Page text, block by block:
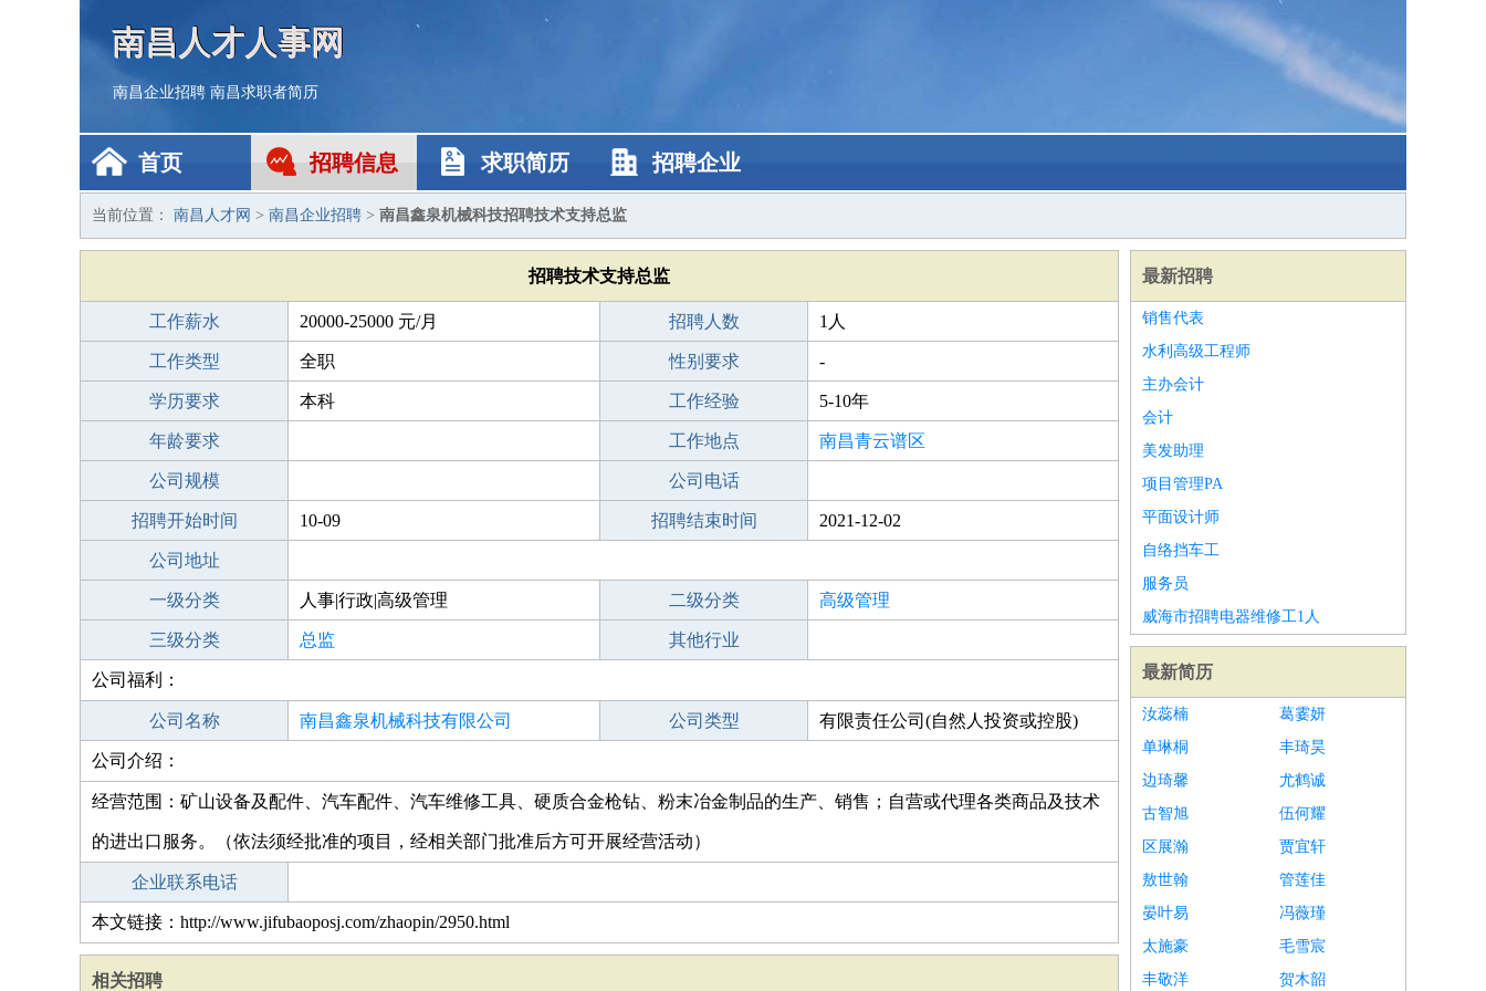
南昌人才人事网
南昌企业招聘 南昌求职者简历
首页 招聘信息 求职简历 招聘企业
当前位置： 南昌人才网 > 南昌企业招聘 > 南昌鑫泉机械科技招聘技术支持总监
招聘技术支持总监
工作薪水 20000-25000 元/月 招聘人数 1人
工作类型 全职 性别要求 -
学历要求 本科 工作经验 5-10年
年龄要求 工作地点 南昌青云谱区
公司规模 公司电话
招聘开始时间 10-09 招聘结束时间 2021-12-02
公司地址
一级分类 人事|行政|高级管理 二级分类 高级管理
三级分类 总监 其他行业
公司福利：
公司名称 南昌鑫泉机械科技有限公司 公司类型 有限责任公司(自然人投资或控股)
公司介绍：
经营范围：矿山设备及配件、汽车配件、汽车维修工具、硬质合金枪钻、粉末冶金制品的生产、销售；自营或代理各类商品及技术
的进出口服务。（依法须经批准的项目，经相关部门批准后方可开展经营活动）
企业联系电话
本文链接：http://www.jifubaoposj.com/zhaopin/2950.html
相关招聘
最新招聘
销售代表
水利高级工程师
主办会计
会计
美发助理
项目管理PA
平面设计师
自络挡车工
服务员
威海市招聘电器维修工1人
最新简历
汝蕊楠
葛霎妍
单琳桐
丰琦昊
边琦馨
尤鹤诚
古智旭
伍何耀
区展瀚
贾宜轩
敖世翰
管莲佳
晏叶易
冯薇瑾
太施豪
毛雪宸
丰敬洋
贺木韶